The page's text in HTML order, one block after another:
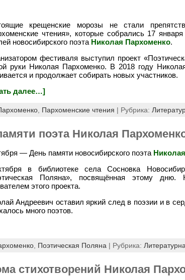
крещенские морозы не стали
чтения», которые собрались 17
новосибирского поэта Николая Пархоменко.
фестиваля выступил проект
руки Николая Пархоменко. В 2018 году
и продолжает собирать новых участников.
далее…]
, Пархоменские чтения | Рубрика:
поэта Николая
— День памяти новосибирского поэта
в библиотеке села Сосновка
Поляна», посвящённая этому
этого проекта.
Андреевич оставил яркий след в поэзии и в
много поэтов.
, Поэтическая Поляна | Рубрика:
стихотворений Николая